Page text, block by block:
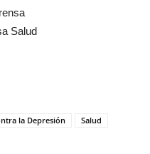
Salud
la Depresión
Salud